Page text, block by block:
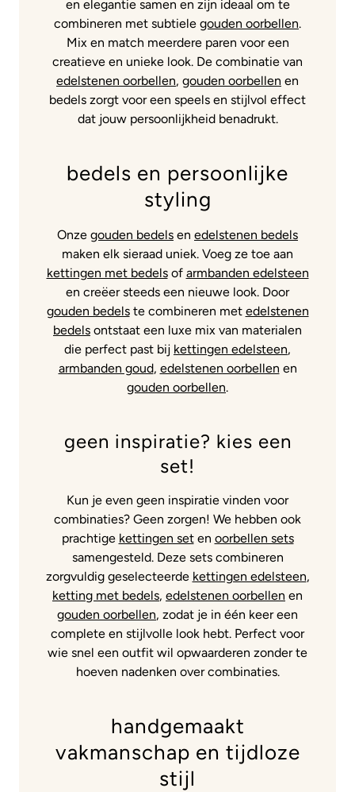
en elegantie samen en zijn ideaal om te
combineren met subtiele gouden oorbellen.
Mix en match meerdere paren voor een
creatieve en unieke look. De combinatie van
edelstenen oorbellen, gouden oorbellen en
bedels zorgt voor een speels en stijlvol effect
dat jouw persoonlijkheid benadrukt.
bedels en persoonlijke
styling
Onze gouden bedels en edelstenen bedels
maken elk sieraad uniek. Voeg ze toe aan
kettingen met bedelsof armbanden edelsteen
en creëer steeds een nieuwe look. Door
gouden bedelste combineren met edelstenen
bedels ontstaat een luxe mix van materialen
die perfect past bij kettingen edelsteen,
armbanden goud, edelstenen oorbellen en
gouden oorbellen.
geen inspiratie? kies een
set!
Kun je even geen inspiratie vinden voor
combinaties? Geen zorgen! We hebben ook
prachtige kettingen seten oorbellen sets
samengesteld. Deze sets combineren
zorgvuldig geselecteerde kettingen edelsteen,
ketting met bedels, edelstenen oorbellen en
gouden oorbellen, zodat je in één keer een
complete en stijlvolle look hebt. Perfect voor
wie snel een outfit wil opwaarderen zonder te
hoeven nadenken over combinaties.
handgemaakt
vakmanschap en tijdloze
stijl